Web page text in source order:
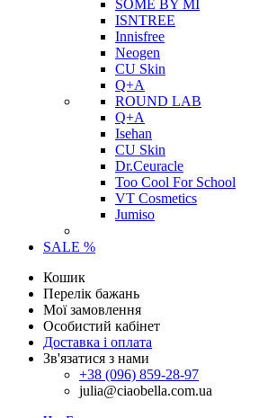
SOME BY MI
ISNTREE
Innisfree
Neogen
CU Skin
Q+A
ROUND LAB
Q+A
Isehan
CU Skin
Dr.Ceuracle
Too Cool For School
VT Cosmetics
Jumiso
SALE %
Кошик
Перелік бажань
Мої замовлення
Особистий кабінет
Доставка і оплата
Зв'язатися з нами
+38 (096) 859-28-97
julia@ciaobella.com.ua